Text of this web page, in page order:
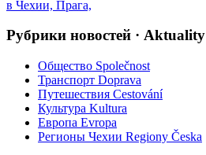
Рубрики новостей · Aktuality
Общество Společnost
Транспорт Doprava
Путешествия Cestování
Культура Kultura
Европа Evropa
Регионы Чехии Regiony Česka